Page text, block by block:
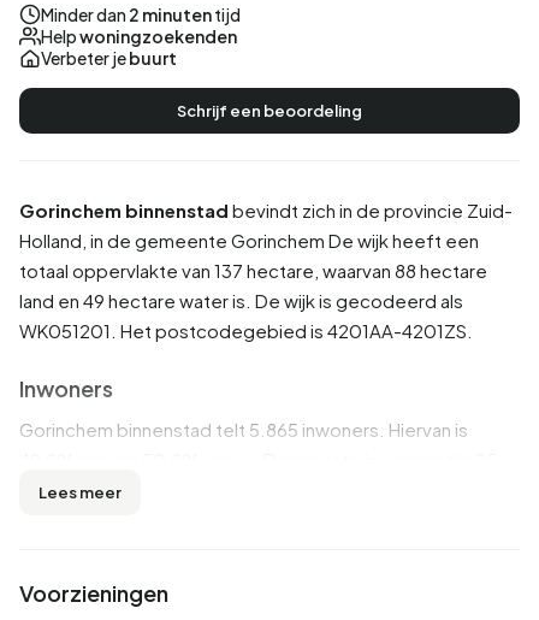
Gorinchem binnenstad bevindt zich in de provincie Zuid-
Holland , in de gemeente Gorinchem De wijk heeft een
totaal oppervlakte van 137 hectare, waarvan 88 hectare
land en 49 hectare water is. De wijk is gecodeerd als
WK051201. Het postcodegebied is 4201AA-4201ZS.
Inwoners
Gorinchem binnenstad telt 5.865 inwoners. Hiervan is
tot 45 jaar (30,3%). De overige leeftijden zijn 29,9% voor
gescheiden en 4,5% is verweduwd. 4.280 inwoners
Lees meer
Voorzieningen
Minder dan 2 minutentijd
Helpwoningzoekenden
Verbeter jebuurt
Schrijf een beoordeling